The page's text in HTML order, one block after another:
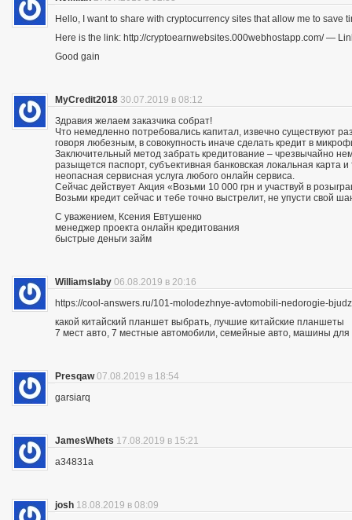
Hello, I want to share with cryptocurrency sites that allow me to save
Here is the link: http://cryptoearnwebsites.000webhostapp.com/ —
Good gain
MyCredit2018 30.07.2019 в 08:12
Здравия желаем заказчика собрат!
Что немедленно потребовались капитал, извечно существуют
говоря любезным, в совокупность иначе сделать кредит в
Заключительный метод забрать кредитование – чрезвычайно
разыщется паспорт, субъективная банковская локальная
неопасная сервисная услуга любого онлайн сервиса.
Сейчас действует Акция «Возьми 10 000 грн и участвуй в
Возьми кредит сейчас и тебе точно выстрелит, не упусти свой
С уважением, Ксения Евтушенко
менеджер проекта онлайн кредитования
быстрые деньги займ
Williamslaby 06.08.2019 в 20:16
https://cool-answers.ru/101-molodezhnye-avtomobili-nedorogie-
какой китайский планшет выбрать, лучшие китайские планшеты
7 мест авто, 7 местные автомобили, семейные авто, машины для
Presqaw 07.08.2019 в 18:54
garsiarq
JamesWhets 17.08.2019 в 15:21
a34831a
josh 18.08.2019 в 08:09